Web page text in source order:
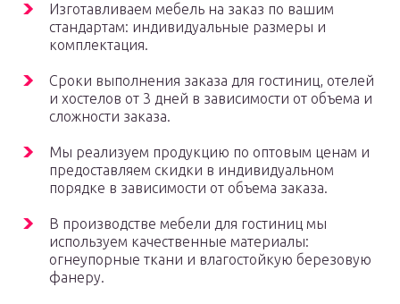
Изготавливаем мебель на заказ по вашим
стандартам: индивидуальные размеры и
комплектация.
Сроки выполнения заказа для гостиниц, отелей
и хостелов от 3 дней в зависимости от объема и
сложности заказа.
Мы реализуем продукцию по оптовым ценам и
предоставляем скидки в индивидуальном
порядке в зависимости от объема заказа.
В производстве мебели для гостиниц мы
используем качественные материалы:
огнеупорные ткани и влагостойкую березовую
фанеру.